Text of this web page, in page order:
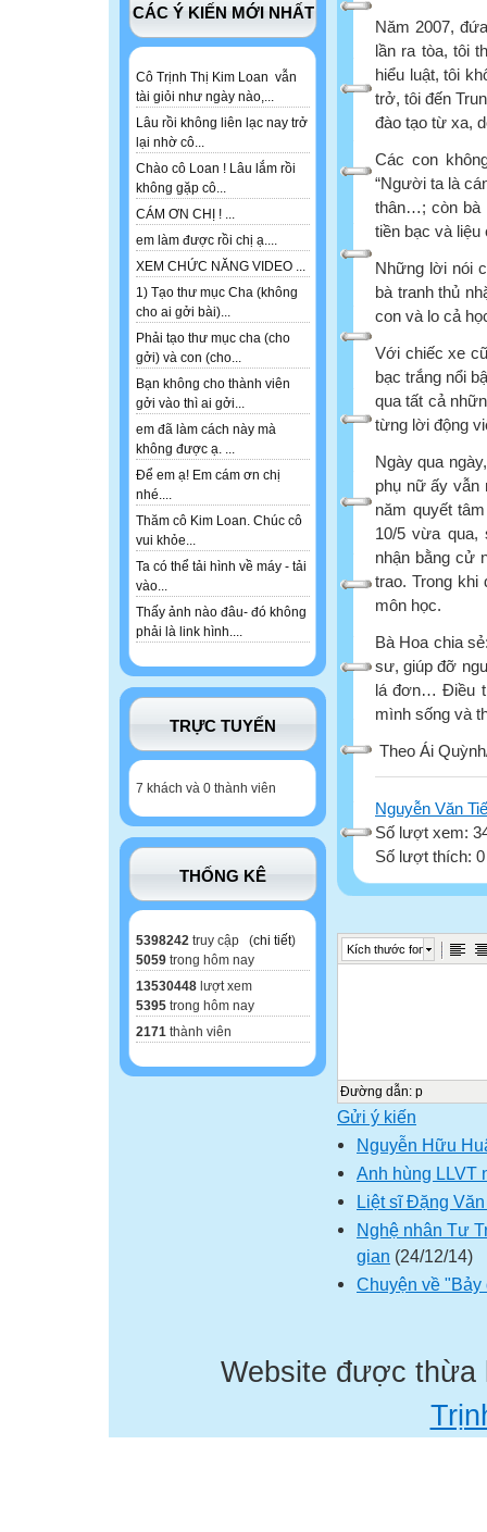
CÁC Ý KIẾN MỚI NHẤT
Cô Trịnh Thị Kim Loan vẫn
tài giỏi như ngày nào,...
Lâu rồi không liên lạc nay trở
lại nhờ cô...
Chào cô Loan ! Lâu lắm rồi
không gặp cô...
CÁM ƠN CHỊ ! ...
em làm được rồi chị ạ....
XEM CHỨC NĂNG VIDEO ...
1) Tạo thư mục Cha (không
cho ai gởi bài)...
Phải tạo thư mục cha (cho
gởi) và con (cho...
Bạn không cho thành viên
gởi vào thì ai gởi...
em đã làm cách này mà
không được ạ. ...
Để em ạ! Em cám ơn chị
nhé....
Thăm cô Kim Loan. Chúc cô
vui khỏe...
Ta có thể tải hình về máy - tải
vào...
Thấy ảnh nào đâu- đó không
phải là link hình....
TRỰC TUYẾN
7 khách và 0 thành viên
THỐNG KÊ
5398242 truy cập (chi tiết)
5059 trong hôm nay
13530448 lượt xem
5395 trong hôm nay
2171 thành viên
Năm 2007,
lần ra tòa, tôi
hiểu luật, tôi
trở, tôi đến
đào tạo từ xa,
Các con
“Người ta là
thân…; còn bà
tiền bạc và
Những lời nói
bà tranh thủ
con và lo cả
Với chiếc xe
bạc trắng nổi
qua tất cả
từng lời động
Ngày qua
phụ nữ ấy vẫn
năm quyết
10/5 vừa qua,
nhận bằng cử
trao. Trong
môn học.
Bà Hoa chia
sư, giúp đỡ
lá đơn… Điều
mình sống và
Theo Ái
Nguyễn Văn
Số lượt xem:
Số lượt thích:
Kích thước font
Đường dẫn: p
Gửi ý kiến
Nguyễn Hữu
Anh hùng LLVT
Liệt sĩ Đặng
Nghệ nhân Tư
gian (24/12/14)
Chuyện về "Bảy
Website được